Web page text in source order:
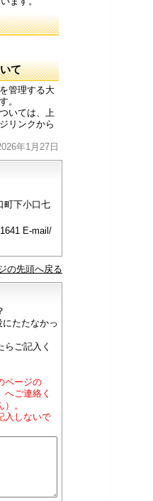
て
管理する大
。
いては、上
リンクから
年1月27日
町下小口七
E-mail/
の先頭へ戻る
にたたなかっ
らご記入く
ページの
へご連絡く
。
入しないで